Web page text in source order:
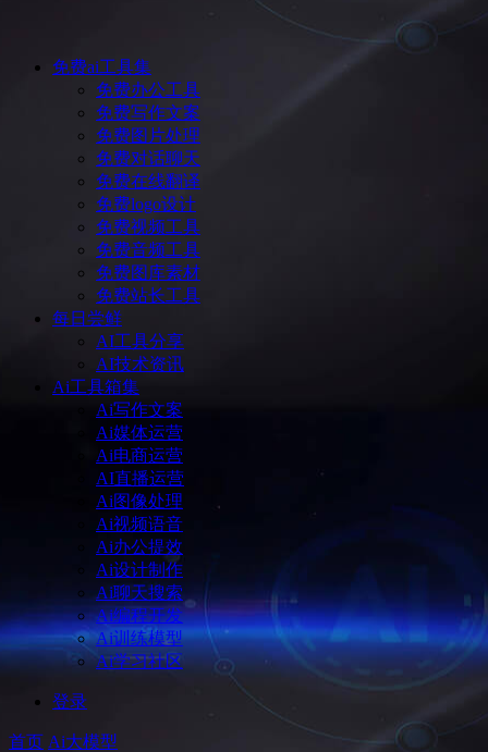
免费ai工具集
免费办公工具
免费写作文案
免费图片处理
免费对话聊天
免费在线翻译
免费logo设计
免费视频工具
免费音频工具
免费图库素材
免费站长工具
每日尝鲜
AI工具分享
AI技术资讯
Ai工具箱集
Ai写作文案
Ai媒体运营
Ai电商运营
AI直播运营
Ai图像处理
Ai视频语音
Ai办公提效
Ai设计制作
Ai聊天搜索
Ai编程开发
Ai训练模型
Ai学习社区
登录
首页 Ai大模型